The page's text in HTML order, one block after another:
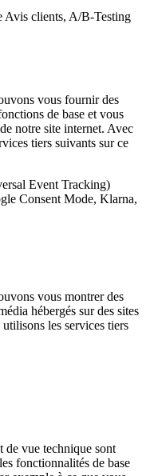
Avis clients, A/B-Testing
vous fournir des
de base et vous
notre site internet. Avec
tiers suivants sur ce
Event Tracking)
Consent Mode, Klarna,
vous montrer des
hébergés sur des sites
les services tiers
de vue technique sont
fonctionnalités de base